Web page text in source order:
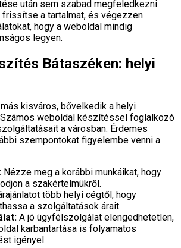
után sem szabad megfeledkezni
frissítse a tartalmat, és végezzen
hogy a weboldal mindig
legyen.
Bátaszéken: helyi
kisváros, bővelkedik a helyi
weboldal készítéssel foglalkozó
a városban. Érdemes
szempontokat figyelembe venni a
Nézze meg a korábbi munkáikat, hogy
a szakértelmükről.
több helyi cégtől, hogy
a szolgáltatások árait.
A jó ügyfélszolgálat elengedhetetlen,
karbantartása is folyamatos
igényel.